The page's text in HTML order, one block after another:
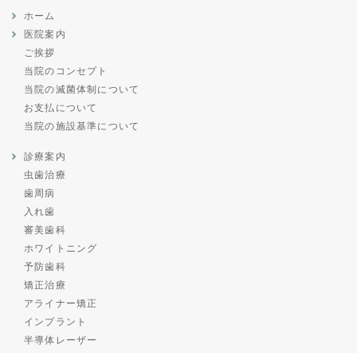
ホーム
医院案内
ご挨拶
当院のコンセプト
当院の滅菌体制について
お支払について
当院の施設基準について
診療案内
虫歯治療
歯周病
入れ歯
審美歯科
ホワイトニング
予防歯科
矯正治療
アライナー矯正
インプラント
半導体レーザー